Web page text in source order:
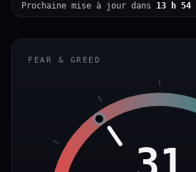
Prochaine mise à jour dans 13 h 54
FEAR & GREED